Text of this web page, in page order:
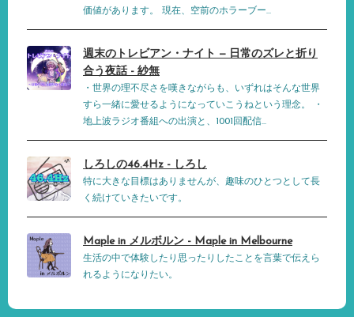
価値があります。 現在、空前のホラーブー...
週末のトレビアン・ナイト — 日常のズレと折り
合う夜話 - 紗無
・世界の理不尽さを嘆きながらも、いずれはそんな世界
すら一緒に愛せるようになっていこうねという理念。 ・
地上波ラジオ番組への出演と、1001回配信...
しろしの46.4Hz - しろし
特に大きな目標はありませんが、趣味のひとつとして長
く続けていきたいです。
Maple in メルボルン - Maple in Melbourne
生活の中で体験したり思ったりしたことを言葉で伝えら
れるようになりたい。